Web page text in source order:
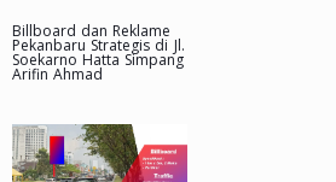
Billboard dan Reklame
Pekanbaru Strategis di Jl.
Soekarno Hatta Simpang
Arifin Ahmad